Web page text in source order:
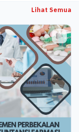
Lihat Semua